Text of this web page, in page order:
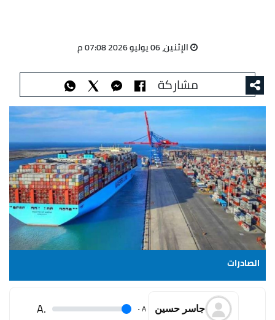
الإثنين، 06 يوليو 2026 07:08 م
مشاركة
الصادرات
جاسر حسين A
.
.A